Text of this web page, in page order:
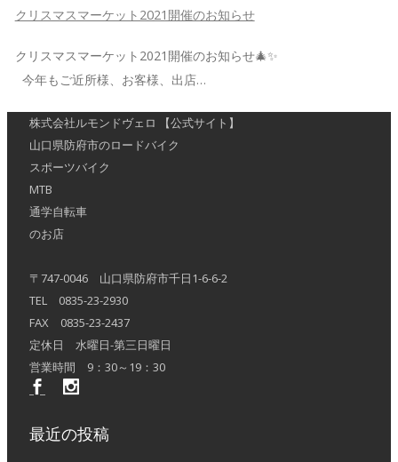
クリスマスマーケット2021開催のお知らせ
クリスマスマーケット2021開催のお知らせ🎄✨
今年もご近所様、お客様、出店…
株式会社ルモンドヴェロ 【公式サイト】
山口県防府市のロードバイク
スポーツバイク
MTB
通学自転車
のお店
〒747-0046 山口県防府市千日1-6-6-2
TEL 0835-23-2930
FAX 0835-23-2437
定休日 水曜日-第三日曜日
営業時間 9：30～19：30
最近の投稿